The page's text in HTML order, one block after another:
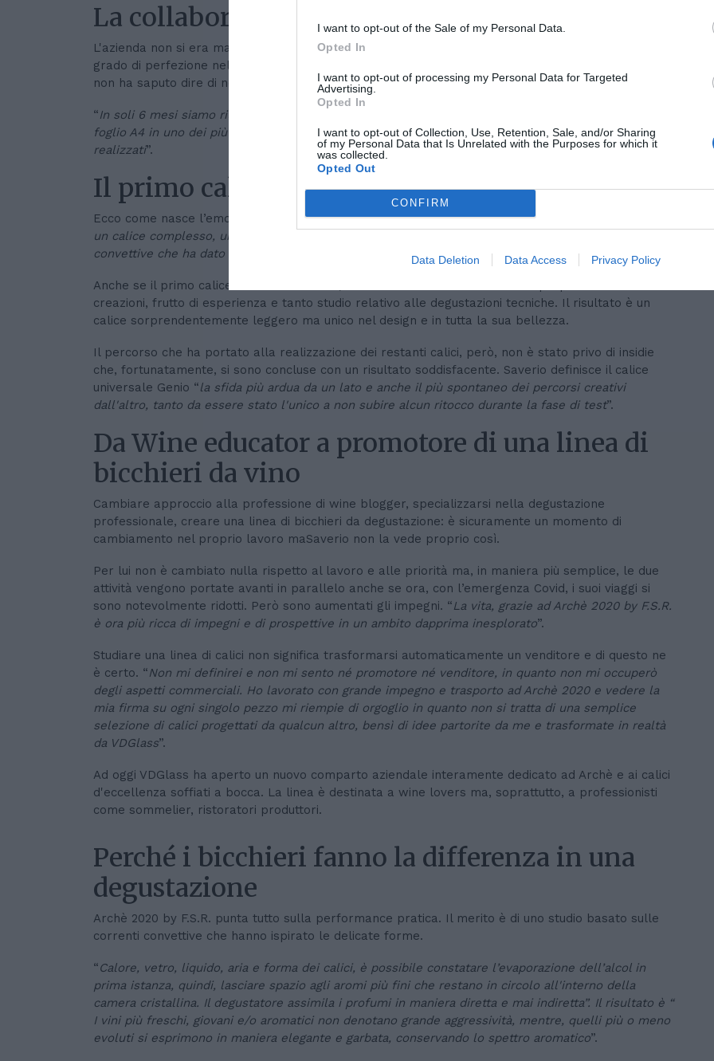
I want to opt-out of the Sale of my Personal Data.
Opted In
I want to opt-out of processing my Personal Data for Targeted
Advertising.
Opted In
I want to opt-out of Collection, Use, Retention, Sale, and/or Sharing
of my Personal Data that Is Unrelated with the Purposes for which it
was collected.
Opted Out
CONFIRM
Data Deletion Data Access Privacy Policy
La collaborazione con VDGlass
L'azienda non si era mai cimentata nel segmento dei calici tecnici soffiati a bocca, cioè, il più alto
grado di perfezione nel mondo della degustazione del vino. Quando è arrivata la chiamata Saverio
non ha saputo dire di no.
“In soli 6 mesi siamo riusciti a trasformare quella che era solo una serie di disegni fatti a mano su
foglio A4 in uno dei più elaborati e dettagliati progetti di calici tecnici soffiati a bocca mai stati
realizzati”.
Il primo calice non si scorda mai
Ecco come nasce l’emozione. “
Il primo calice a cui ho lavorato è stato il calice Emozioni in Rosso,
un calice complesso, unico nella forma e nelle dimensioni, nonché base dello studio sulle correnti
convettive che ha dato origine a tutti gli altri disegni
Anche se il primo calice non si scorda mai, Saverio non fa mistero di amare proprio tutte le sue
creazioni, frutto di esperienza e tanto studio relativo alle degustazioni tecniche. Il risultato è un
calice sorprendentemente leggero ma unico nel design e in tutta la sua bellezza.
Il percorso che ha portato alla realizzazione dei restanti calici, però, non è stato privo di insidie
che, fortunatamente, si sono concluse con un risultato soddisfacente. Saverio definisce il calice
universale Genio “la sfida più ardua da un lato e anche il più spontaneo dei percorsi creativi
dall'altro, tanto da essere stato l'unico a non subire alcun ritocco durante la fase di test”.
Da Wine educator a promotore di una linea di
bicchieri da vino
Cambiare approccio alla professione di wine blogger, specializzarsi nella degustazione
professionale, creare una linea di bicchieri da degustazione: è sicuramente un momento di
cambiamento nel proprio lavoro maSaverio non la vede proprio così.
Per lui non è cambiato nulla rispetto al lavoro e alle priorità ma, in maniera più semplice, le due
attività vengono portate avanti in parallelo anche se ora, con l’emergenza Covid, i suoi viaggi si
sono notevolmente ridotti. Però sono aumentati gli impegni. “La vita, grazie ad Archè 2020 by F.S.R.
è ora più ricca di impegni e di prospettive in un ambito dapprima inesplorato”.
Studiare una linea di calici non significa trasformarsi automaticamente un venditore e di questo ne
è certo. “Non mi definirei e non mi sento né promotore né venditore, in quanto non mi occuperò
degli aspetti commerciali. Ho lavorato con grande impegno e trasporto ad Archè 2020 e vedere la
mia firma su ogni singolo pezzo mi riempie di orgoglio in quanto non si tratta di una semplice
selezione di calici progettati da qualcun altro, bensì di idee partorite da me e trasformate in realtà
da VDGlass”.
Ad oggi VDGlass ha aperto un nuovo comparto aziendale interamente dedicato ad Archè e ai calici
d'eccellenza soffiati a bocca. La linea è destinata a wine lovers ma, soprattutto, a professionisti
come sommelier, ristoratori produttori.
Perché i bicchieri fanno la differenza in una
degustazione
Archè 2020 by F.S.R. punta tutto sulla performance pratica. Il merito è di uno studio basato sulle
correnti convettive che hanno ispirato le delicate forme.
“Calore, vetro, liquido, aria e forma dei calici, è possibile constatare l’evaporazione dell’alcol in
prima istanza, quindi, lasciare spazio agli aromi più fini che restano in circolo all'interno della
camera cristallina. Il degustatore assimila i profumi in maniera diretta e mai indiretta”. Il risultato è “
I vini più freschi, giovani e/o aromatici non denotano grande aggressività, mentre, quelli più o meno
evoluti si esprimono in maniera elegante e garbata, conservando lo spettro aromatico”.